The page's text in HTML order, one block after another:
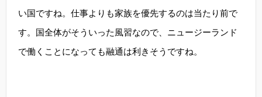
い国ですね。仕事よりも家族を優先するのは当たり前で
す。国全体がそういった風習なので、ニュージーランド
で働くことになっても融通は利きそうですね。